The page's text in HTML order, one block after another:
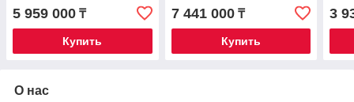
5 959 000 ₸
Купить
7 441 000₸
Купить
3
О нас